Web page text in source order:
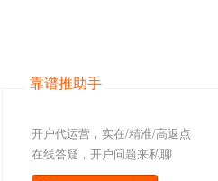
靠谱推助手
开户代运营，实在/精准/高返点
在线答疑，开户问题来私聊